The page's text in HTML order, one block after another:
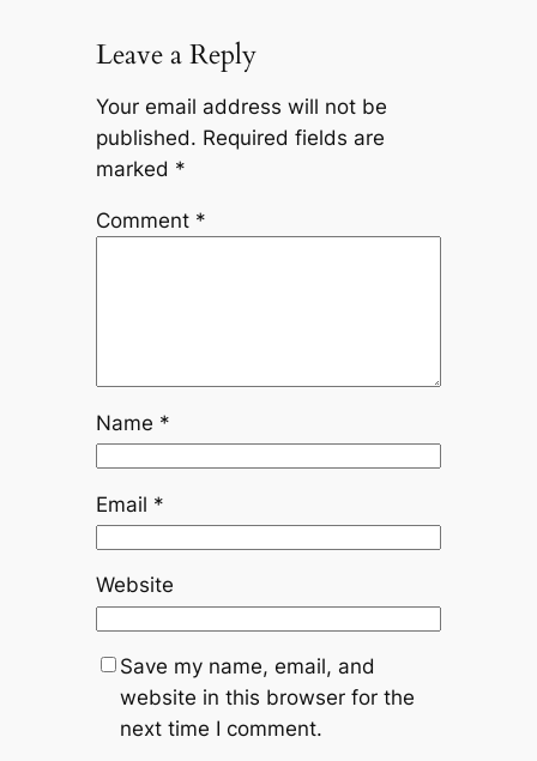
Leave a Reply
Your email address will not be
published. Required fields are
marked *
Comment *
Name *
Email *
Website
Save my name, email, and
website in this browser for the
next time I comment.